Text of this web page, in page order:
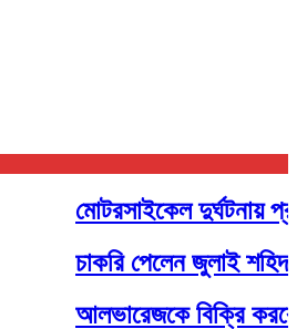
মোটরসাইকেল দুর্ঘটনায়
চাকরি পেলেন জুলাই
আলভারেজকে বিক্রি করবে